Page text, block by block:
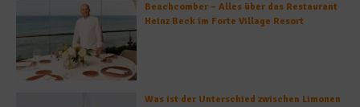
Beachcomber – Alles über das Restaurant
Heinz Beck im Forte Village Resort
Was ist der Unterschied zwischen Limonen